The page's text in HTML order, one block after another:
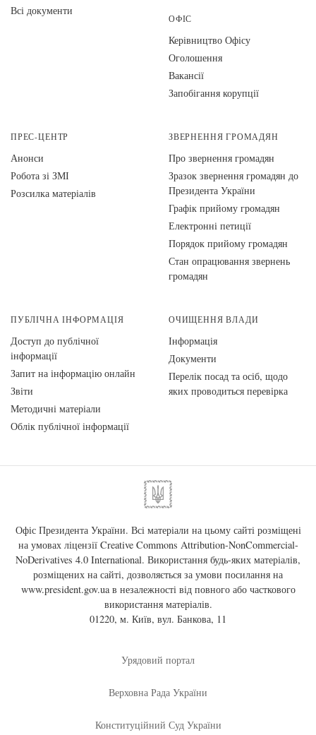
Всі документи
ОФІС
Керівництво Офісу
Оголошення
Вакансії
Запобігання корупції
ПРЕС-ЦЕНТР
Анонси
Робота зі ЗМІ
Розсилка матеріалів
ЗВЕРНЕННЯ ГРОМАДЯН
Про звернення громадян
Зразок звернення громадян до
Президента України
Графік прийому громадян
Електронні петиції
Порядок прийому громадян
Стан опрацювання звернень
громадян
ПУБЛІЧНА ІНФОРМАЦІЯ
Доступ до публічної
інформації
Запит на інформацію онлайн
Звіти
Методичні матеріали
Облік публічної інформації
ОЧИЩЕННЯ ВЛАДИ
Інформація
Документи
Перелік посад та осіб, щодо
яких проводиться перевірка
Офіс Президента України. Всі матеріали на цьому сайті розміщені
на умовах ліцензії Creative Commons Attribution-NonCommercial-
NoDerivatives 4.0 International. Використання будь-яких матеріалів,
розміщених на сайті, дозволяється за умови посилання на
www.president.gov.uaв незалежності від повного або часткового
використання матеріалів.
01220, м. Київ, вул. Банкова, 11
Урядовий портал
Верховна Рада України
Конституційний Суд України